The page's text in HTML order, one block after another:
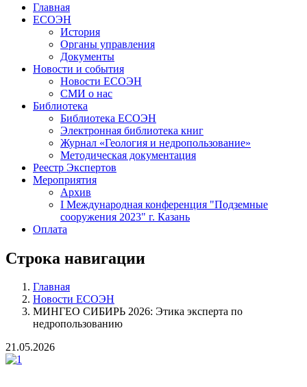
Главная
ЕСОЭН
История
Органы управления
Документы
Новости и события
Новости ЕСОЭН
СМИ о нас
Библиотека
Библиотека ЕСОЭН
Электронная библиотека книг
Журнал «Геология и недропользование»
Методическая документация
Реестр Экспертов
Мероприятия
Архив
I Международная конференция "Подземные
сооружения 2023" г. Казань
Оплата
Строка навигации
Главная
Новости ЕСОЭН
МИНГЕО СИБИРЬ 2026: Этика эксперта по
недропользованию
21.05.2026